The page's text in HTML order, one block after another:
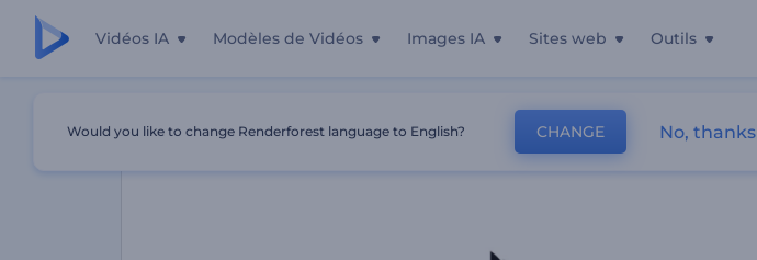
Vidéos IA Modèles de Vidéos Images IA Sites web Outils
Would you like to change Renderforest language to English? CHANGE No, thanks